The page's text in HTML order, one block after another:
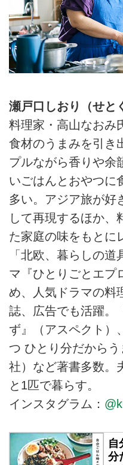
瀬戸口しおり（せと
料理家・高山なおみ
食材のうまみを引き
プルながら香りや余
いごはんとおやつに
多い。アジア旅が好
して再現するほか、
た家庭の味をもとに
「北欧、暮らしの
マ『ひとりごとエプ
め、人気ドラマの料
誌、広告でも活躍。
ず』（アスペクト）
つ ひとり分だから
社）など著書多数。
と1匹で暮らす。
インスタグラム：
自
分